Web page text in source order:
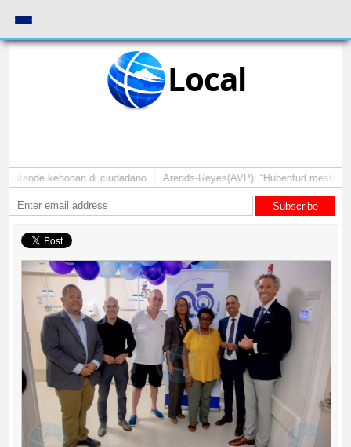
Local
kehonan di ciudadano Arends-Reyes(AVP): “Hubentud mester
Subscribe